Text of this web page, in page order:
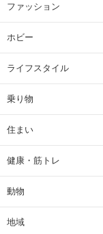
ファッション
ホビー
ライフスタイル
乗り物
住まい
健康・筋トレ
動物
地域